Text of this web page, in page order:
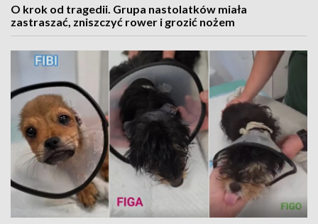
O krok od tragedii. Grupa nastolatków miała
zastraszać, zniszczyć rower i grozić nożem